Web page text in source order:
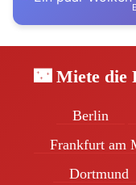
🌃 Miete die
Berlin
Frankfurt am
Dortmund